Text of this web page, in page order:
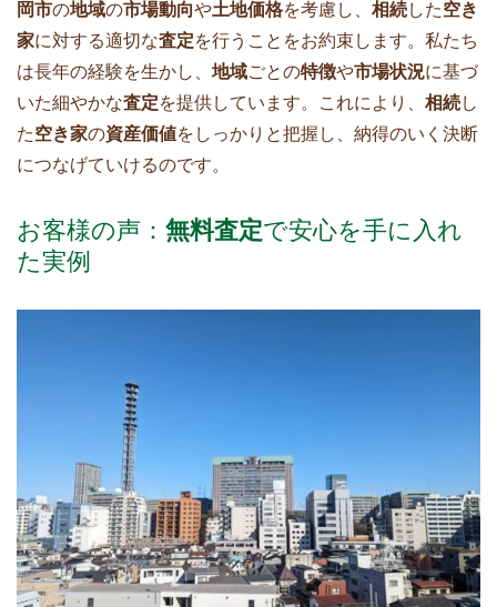
岡市の地域の市場動向や土地価格を考慮し、 相続した空き
家に対する適切な査定を行うことをお約束します。私たち
は長年の経験を生かし、 地域ごとの特徴や市場状況に基づ
いた細やかな査定を提供しています。これにより、 相続し
た空き家の資産価値をしっかりと把握し、納得のいく決断
につなげていけるのです。
お客様の声： 無料査定で安心を手に入れ
た実例